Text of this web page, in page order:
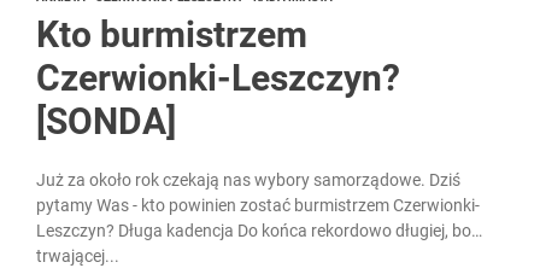
Kto burmistrzem
Czerwionki-Leszczyn?
[SONDA]
Już za około rok czekają nas wybory samorządowe. Dziś
pytamy Was - kto powinien zostać burmistrzem Czerwionki-
Leszczyn? Długa kadencja Do końca rekordowo długiej, bo
trwającej...